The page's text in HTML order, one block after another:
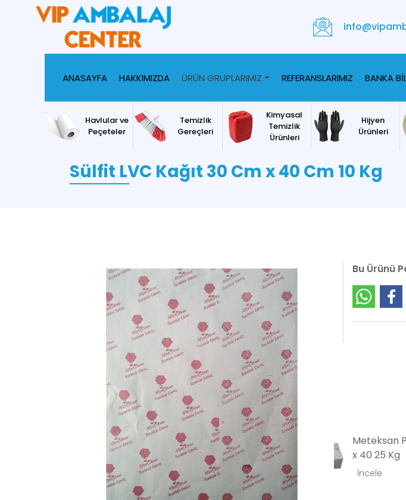
ANASAYFA HAKKIMIZDA ÜRÜN GRUPLARIMIZ REFERANSLARIMIZ BANKA
Havlular ve
Peçeteler
Temizlik
Gereçleri
Kimyasal
Temizlik
Ürünleri
Hijyen
Ürünleri
Sülfit LVC Kağıt 30 Cm x 40 Cm 10 Kg
Bu Ürünü
İlgili Ürünler
Meteksan Paket Servis Kağıdı 30
x 40 25 Kg
İncele
40